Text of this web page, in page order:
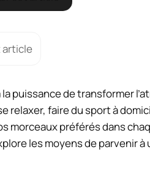
article
la puissance de transformer
relaxer, faire du sport à
morceaux préférés dans
les moyens de parvenir